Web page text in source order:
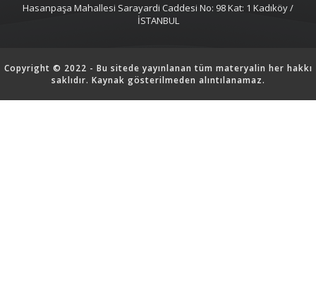
Hasanpaşa Mahallesi Sarayardi Caddesi No: 98 Kat: 1 Kadıköy /
İSTANBUL
Copyright © 2022 - Bu sitede yayınlanan tüm materyalin her hakkı
saklıdır. Kaynak gösterilmeden alıntılanamaz.